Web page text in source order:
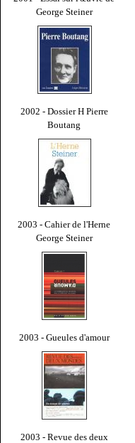
George Steiner
2002 - Dossier H Pierre
Boutang
2003 - Cahier de l'Herne
George Steiner
2003 - Gueules d'amour
2003 - Revue des deux